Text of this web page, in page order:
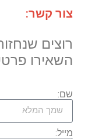
צור קשר:
רוצים
השאירו
שם:
מייל: